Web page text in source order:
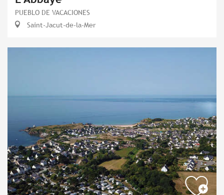
PUEBLO DE VACACIONES
Saint-Jacut-de-la-Mer